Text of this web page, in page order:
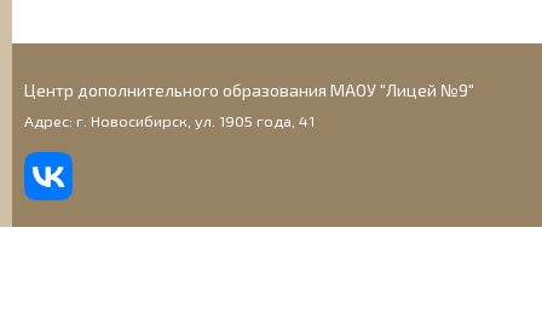
Центр дополнительного образования МАОУ "Лицей №9"
Адрес: г. Новосибирск, ул. 1905 года, 41